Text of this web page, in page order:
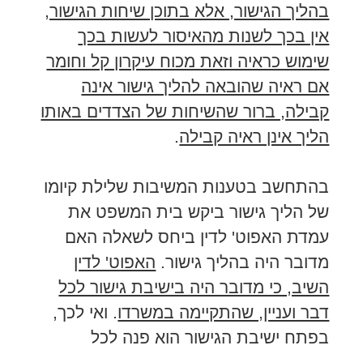
בהליך הגישור, אלא בתוכן שיחות הגישור,
אין בכך לשנות מהאיסור לעשות בכך
שימוש כראיה וזאת מכוח עיקרון קל וחומר
אם ראיה שהובאה להליך גישור אינה
קבילה, ברור שהשיחות של הצדדים באותו
הליך אינן ראיה קבילה
בהתחשב בטענות המשיבות שלילת קיומו
של הליך גישור ביקש בית המשפט את
עמדת האפוט' לדין ביחס לשאלה האם
מדובר היה בהליך גישור. האפוט' לדין
השיב, כי מדובר היה בישיבת גישור לכל
דבר ועניין, שהתקיימה במשרדו. ואי לכך,
בפתח ישיבת הגישור הוא פנה לכל